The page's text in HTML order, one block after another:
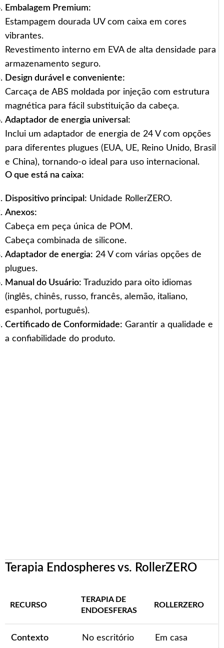
Embalagem Premium:
Estampagem dourada UV com caixa em cores
vibrantes.
Revestimento interno em EVA de alta densidade para
armazenamento seguro.
Design durável e conveniente:
Carcaça de ABS moldada por injeção com estrutura
magnética para fácil substituição da cabeça.
Adaptador de energia universal:
Inclui um adaptador de energia de 24 V com opções
para diferentes plugues (EUA, UE, Reino Unido, Brasil
e China), tornando-o ideal para uso internacional.
O que está na caixa:
Dispositivo principal: Unidade RollerZERO.
Anexos:
Cabeça em peça única de POM.
Cabeça combinada de silicone.
Adaptador de energia: 24 V com várias opções de
plugues.
Manual do Usuário: Traduzido para oito idiomas
(inglês, chinês, russo, francês, alemão, italiano,
espanhol, português).
Certificado de Conformidade: Garantir a qualidade e
a confiabilidade do produto.
Terapia Endospheres vs. RollerZERO
RECURSO
TERAPIA DE
ENDOESFERAS
ROLLERZERO
Contexto No escritório Em casa